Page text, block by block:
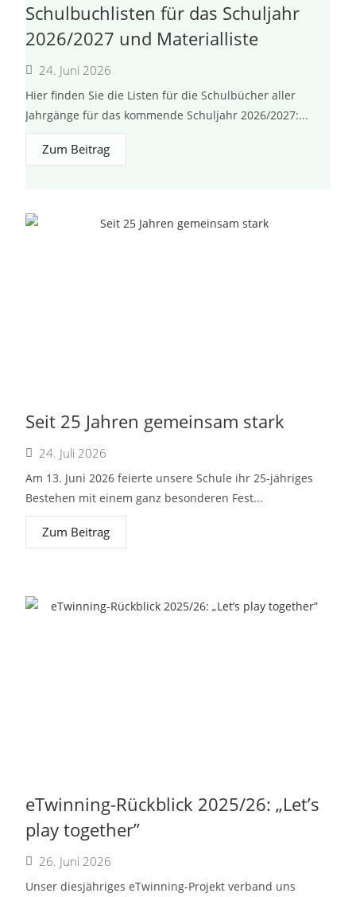
Schulbuchlisten für das Schuljahr
2026/2027 und Materialliste
24. Juni 2026
Hier finden Sie die Listen für die Schulbücher aller
Jahrgänge für das kommende Schuljahr 2026/2027:...
Zum Beitrag
Seit 25 Jahren gemeinsam stark
24. Juli 2026
Am 13. Juni 2026 feierte unsere Schule ihr 25-jähriges
Bestehen mit einem ganz besonderen Fest...
Zum Beitrag
eTwinning-Rückblick 2025/26: „Let’s
play together”
26. Juni 2026
Unser diesjähriges eTwinning-Projekt verband uns